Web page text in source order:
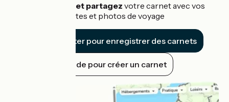
Complétez et partagez votre carnet avec vos
ressentis, dates et photos de voyage
Se connecter pour enregistrer des carnets
Guide pour créer un carnet